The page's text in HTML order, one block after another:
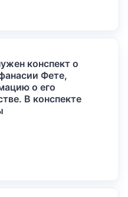
конспект о
Фете,
о его
В конспекте